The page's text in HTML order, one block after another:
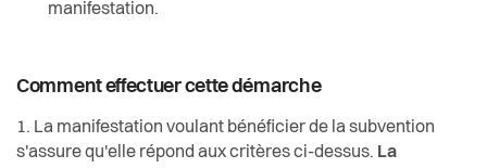
manifestation.
Comment effectuer cette démarche
1. La manifestation voulant bénéficier de la subvention
s'assure qu'elle répond aux critères ci-dessus. La